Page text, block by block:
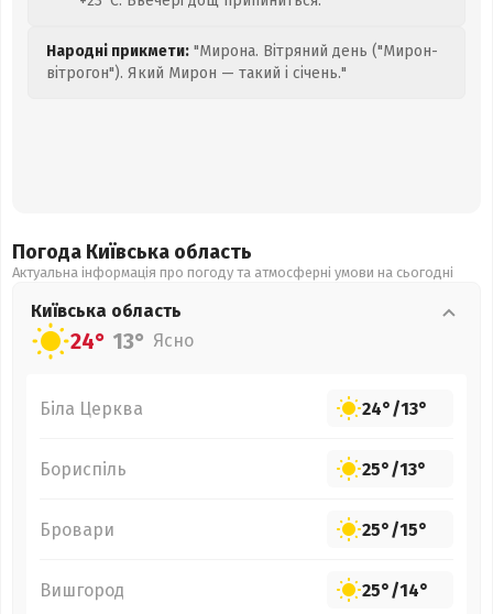
Народні прикмети: "Мирона. Вітряний день ("Мирон-
вітрогон"). Який Мирон — такий і січень."
Погода Київська область
Актуальна інформація про погоду та атмосферні умови на сьогодні
Київська область
24° 13° Ясно
Біла Церква 24°/13°
Бориспіль 25°/13°
Бровари 25°/15°
Вишгород 25°/14°